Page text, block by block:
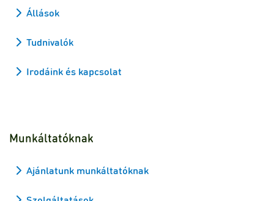
Állások
Tudnivalók
Irodáink és kapcsolat
Munkáltatóknak
Ajánlatunk munkáltatóknak